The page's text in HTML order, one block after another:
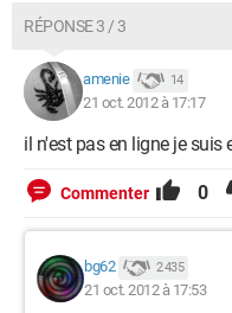
RÉPONSE 3 / 3
amenie 14
21 oct. 2012 à 17:17
il n'est pas en ligne je suis
Commenter 0
bg62 2 435
21 oct. 2012 à 17:53